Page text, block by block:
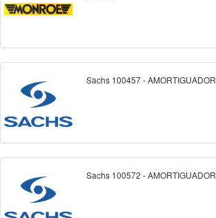
Sachs 100457 - AMORTIGUADOR
Sachs 100572 - AMORTIGUADOR